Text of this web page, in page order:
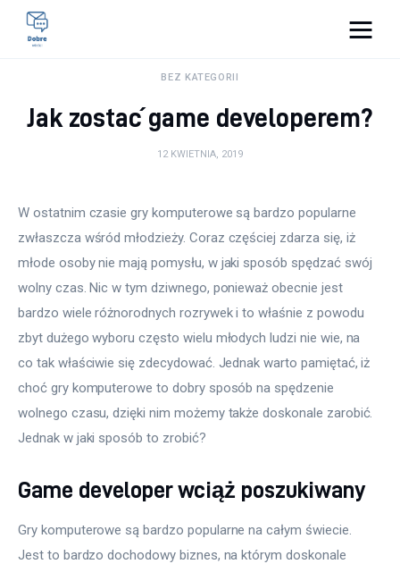
Lifestyle
Zdrowie
Uroda
BEZ KATEGORII
Jak zostać game developerem?
12 KWIETNIA, 2019
W ostatnim czasie gry komputerowe są bardzo popularne
zwłaszcza wśród młodzieży. Coraz częściej zdarza się, iż
młode osoby nie mają pomysłu, w jaki sposób spędzać swój
wolny czas. Nic w tym dziwnego, ponieważ obecnie jest
bardzo wiele różnorodnych rozrywek i to właśnie z powodu
zbyt dużego wyboru często wielu młodych ludzi nie wie, na
co tak właściwie się zdecydować. Jednak warto pamiętać, iż
choć gry komputerowe to dobry sposób na spędzenie
wolnego czasu, dzięki nim możemy także doskonale zarobić.
Jednak w jaki sposób to zrobić?
Game developer wciąż poszukiwany
Gry komputerowe są bardzo popularne na całym świecie.
Jest to bardzo dochodowy biznes, na którym doskonale